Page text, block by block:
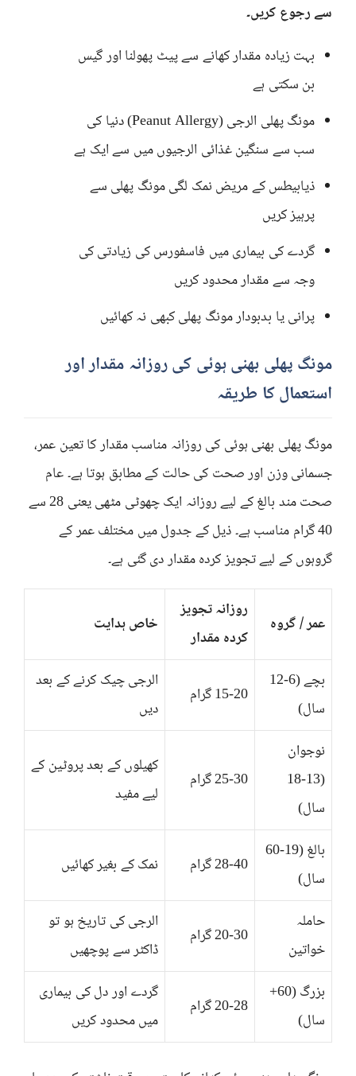
سے رجوع کریں۔
بہت زیادہ مقدار کھانے سے پیٹ پھولنا اور گیس
بن سکتی ہے
مونگ پھلی الرجی (Peanut Allergy) دنیا کی
سب سے سنگین غذائی الرجیوں میں سے ایک ہے
ذیابیطس کے مریض نمک لگی مونگ پھلی سے
پرہیز کریں
گردے کی بیماری میں فاسفورس کی زیادتی کی
وجہ سے مقدار محدود کریں
پرانی یا بدبودار مونگ پھلی کبھی نہ کھائیں
مونگ پھلی بھنی ہوئی کی روزانہ مقدار اور
استعمال کا طریقہ
مونگ پھلی بھنی ہوئی کی روزانہ مناسب مقدار کا تعین عمر،
جسمانی وزن اور صحت کی حالت کے مطابق ہوتا ہے۔ عام
صحت مند بالغ کے لیے روزانہ ایک چھوٹی مٹھی یعنی 28 سے
40 گرام مناسب ہے۔ ذیل کے جدول میں مختلف عمر کے
گروہوں کے لیے تجویز کردہ مقدار دی گئی ہے۔
عمر / گروہ
روزانہ تجویز
کردہ مقدار
خاص ہدایت
بچے (6-12
سال)
15-20 گرام
الرجی چیک کرنے کے بعد
دیں
نوجوان
(13-18
سال)
25-30 گرام
کھیلوں کے بعد پروٹین کے
لیے مفید
بالغ (19-60
سال)
28-40 گرام نمک کے بغیر کھائیں
حاملہ
خواتین
20-30 گرام
الرجی کی تاریخ ہو تو
ڈاکٹر سے پوچھیں
بزرگ (60+
سال)
20-28 گرام
گردے اور دل کی بیماری
میں محدود کریں